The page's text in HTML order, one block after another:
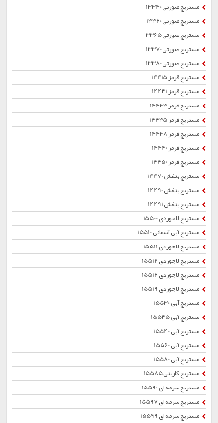
مستربچ صورتی 13340
مستربچ صورتی 13360
مستربچ صورتی 13365
مستربچ صورتی 13370
مستربچ صورتی 13380
مستربچ قرمز 14415
مستربچ قرمز 14431
مستربچ قرمز 14433
مستربچ قرمز 14435
مستربچ قرمز 14438
مستربچ قرمز 14440
مستربچ قرمز 14450
مستربچ بنفش 14470
مستربچ بنفش 14490
مستربچ بنفش 14491
مستربچ لاجوردی 15500
مستربچ آبی آسمانی 15510
مستربچ لاجوردی 15511
مستربچ لاجوردی 15512
مستربچ لاجوردی 15516
مستربچ لاجوردی 15519
مستربچ آبی 15530
مستربچ آبی 15535
مستربچ آبی 15540
مستربچ آبی 15560
مستربچ آبی 15580
مستربچ کاربنی 15585
مستربچ سرمه ای 15590
مستربچ سرمه ای 15597
مستربچ سرمه ای 15599